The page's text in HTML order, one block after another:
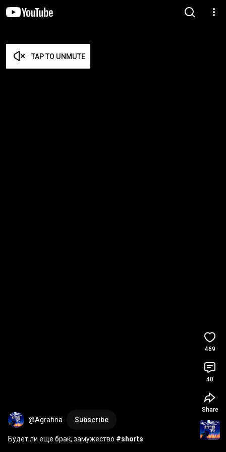
TAP TO UNMUTE
@Agrafina Subscribe
Будет ли еще брак, замужество #shorts
469
40
Share